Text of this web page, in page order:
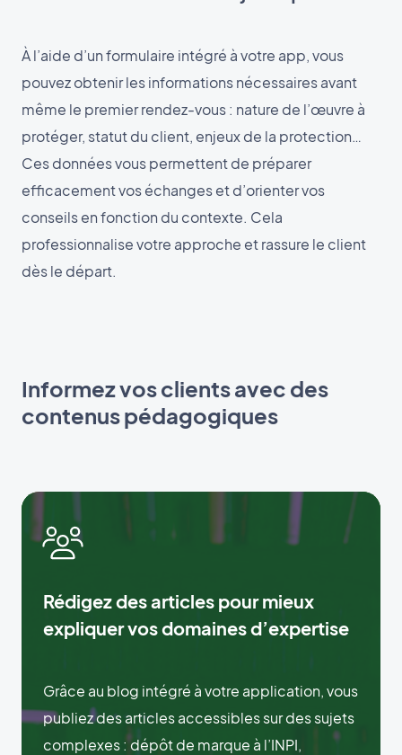
À l’aide d’un formulaire intégré à votre app, vous
pouvez obtenir les informations nécessaires avant
même le premier rendez-vous : nature de l’œuvre à
protéger, statut du client, enjeux de la protection…
Ces données vous permettent de préparer
efficacement vos échanges et d’orienter vos
conseils en fonction du contexte. Cela
professionnalise votre approche et rassure le client
dès le départ.
Informez vos clients avec des
contenus pédagogiques
Rédigez des articles pour mieux
expliquer vos domaines d’expertise
Grâce au blog intégré à votre application, vous
publiez des articles accessibles sur des sujets
complexes : dépôt de marque à l’INPI,